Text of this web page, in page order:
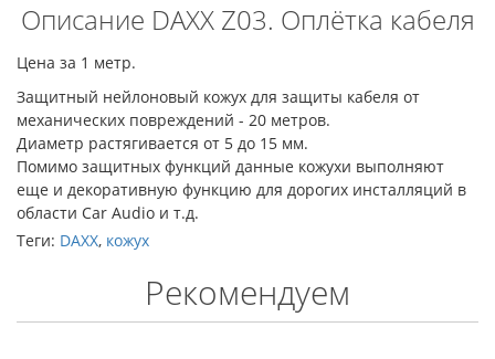
Описание DAXX Z03. Оплётка кабеля
Цена за 1 метр.
Защитный нейлоновый кожух для защиты кабеля от
механических повреждений - 20 метров.
Диаметр растягивается от 5 до 15 мм.
Помимо защитных функций данные кожухи выполняют
еще и декоративную функцию для дорогих инсталляций в
области Car Audio и т.д.
Теги: DAXX, кожух
Рекомендуем